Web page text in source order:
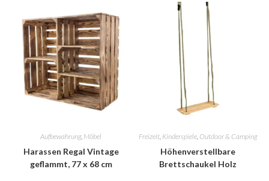
Aufbewahrung, Möbel
Harassen Regal Vintage
geflammt, 77 x 68 cm
Freizeit Kinderspiele Outdoor & Camping
Höhenverstellbare
Brettschaukel Holz